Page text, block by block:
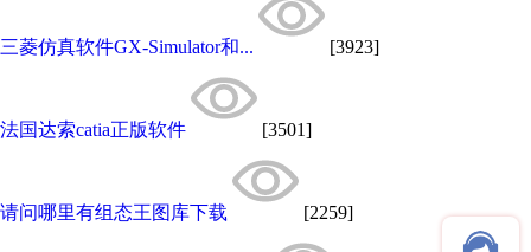
三菱仿真软件GX-Simulator和... [3923]
法国达索catia正版软件 [3501]
请问哪里有组态王图库下载 [2259]